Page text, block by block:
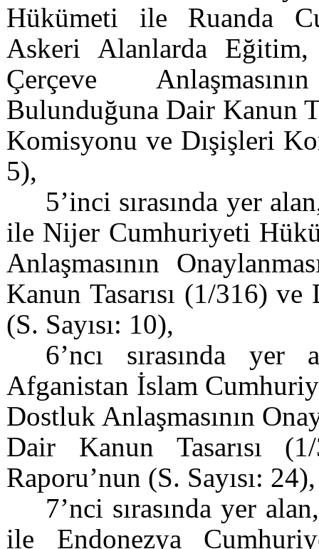
Hükümeti ile Ruanda
Askeri Alanlarda
Çerçeve
Bulunduğuna Dair Kanun
Komisyonu ve Dışişleri
5),
5’inci sırasında yer
ile Nijer Cumhuriyeti
Anlaşmasının
Kanun Tasarısı (1/316)
(S. Sayısı: 10),
6’ncı sırasında
Afganistan İslam
Dostluk Anlaşmasının
Dair Kanun Tasarısı
Raporu’nun (S. Sayısı: 24),
7’nci sırasında yer
ile Endonezya